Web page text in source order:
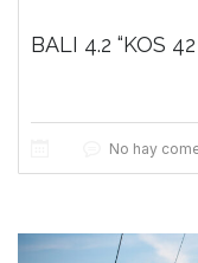
BALI 4.2 “KOS 42
No hay